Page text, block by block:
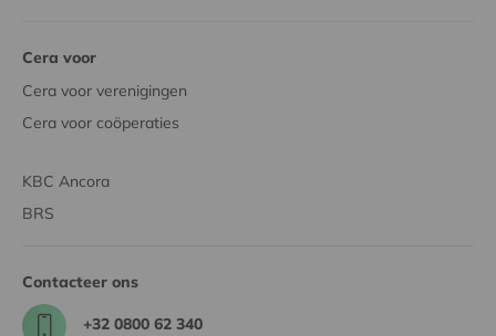
Cera voor
Cera voor verenigingen
Cera voor coöperaties
KBC Ancora
BRS
Contacteer ons
+32 0800 62 340